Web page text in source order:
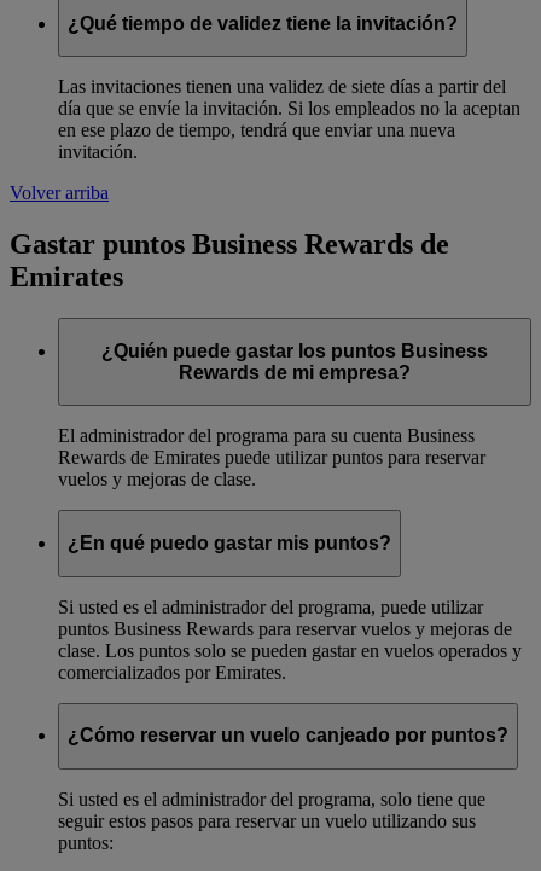
¿Qué tiempo de validez tiene la invitación?
Las invitaciones tienen una validez de siete días a partir del
día que se envíe la invitación. Si los empleados no la aceptan
en ese plazo de tiempo, tendrá que enviar una nueva
invitación.
Volver arriba
Gastar puntos Business Rewards de
Emirates
¿Quién puede gastar los puntos Business
Rewards de mi empresa?
El administrador del programa para su cuenta Business
Rewards de Emirates puede utilizar puntos para reservar
vuelos y mejoras de clase.
¿En qué puedo gastar mis puntos?
Si usted es el administrador del programa, puede utilizar
puntos Business Rewards para reservar vuelos y mejoras de
clase. Los puntos solo se pueden gastar en vuelos operados y
comercializados por Emirates.
¿Cómo reservar un vuelo canjeado por puntos?
Si usted es el administrador del programa, solo tiene que
seguir estos pasos para reservar un vuelo utilizando sus
puntos: